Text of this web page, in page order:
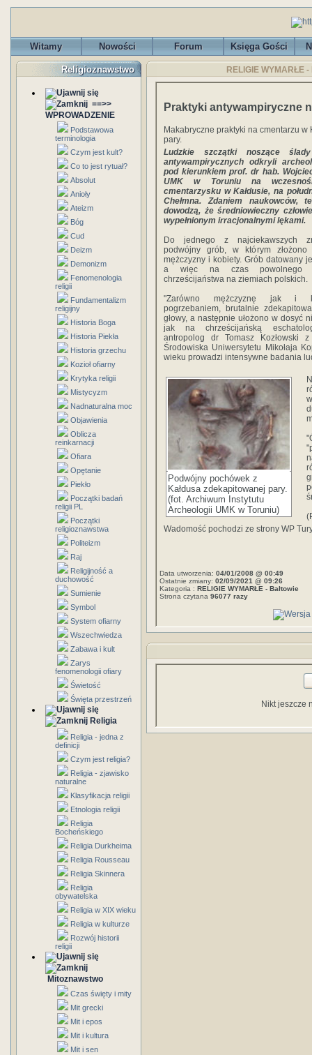
Witamy Nowości Forum Księga Gości
Religioznawstwo
==>>
WPROWADZENIE
Podstawowa
terminologia
Czym jest kult?
Co to jest rytuał?
Absolut
Anioły
Ateizm
Bóg
Cud
Deizm
Demonizm
Fenomenologia
religii
Fundamentalizm
religijny
Historia Boga
Historia Piekła
Historia grzechu
Kozioł ofiarny
Krytyka religii
Mistycyzm
Nadnaturalna moc
Objawienia
Oblicza
reinkarnacji
Ofiara
Opętanie
Piekło
Początki badań
religii PL
Początki
religioznawstwa
Politeizm
Raj
Religijność a
duchowość
Sumienie
Symbol
System ofiarny
Wszechwiedza
Zabawa i kult
Zarys
fenomenologii ofiary
Świetość
Święta przestrzeń
Religia
Religia - jedna z
definicji
Czym jest religia?
Religia - zjawisko
naturalne
Klasyfikacja religii
Etnologia religii
Religia
Bocheńskiego
Religia Durkheima
Religia Rousseau
Religia Skinnera
Religia
obywatelska
Religia w XIX wieku
Religia w kulturze
Rozwój historii
religii
Mitoznawstwo
Czas święty i mity
Mit grecki
Mit i epos
Mit i kultura
Mit i sen
RELIGIE WYMARŁE
Praktyki antywampiryczne
Makabryczne praktyki na cmentarzu
pary.
Ludzkie szczątki noszące
antywampirycznych odkryli
pod kierunkiem prof. dr hab.
UMK w Toruniu na
cmentarzysku w Kałdusie, na
Chełmna. Zdaniem naukowców,
dowodzą, że średniowieczny
wypełnionym irracjonalnymi lękami.
Do jednego z najciekawszych
podwójny grób, w którym złożono
mężczyzny i kobiety. Grób datowany
a więc na czas powolnego
chrześcijaństwa na ziemiach polskich.
"Zarówno mężczyznę jak i
pogrzebaniem, brutalnie
głowy, a następnie ułożono w dosyć
jak na chrześcijańską
antropolog dr Tomasz Kozłowski
Środowiska Uniwersytetu Mikołaja
wieku prowadzi intensywne badania
Podwójny pochówek z
Kałdusa zdekapitowanej pary.
(fot. Archiwum Instytutu
Archeologii UMK w Toruniu)
Wadomość pochodzi ze strony WP
Data utworzenia: 04/01/2008 @ 00:49
Ostatnie zmiany: 02/09/2021 @ 09:26
Kategoria : RELIGIE WYMARŁE - Bałtowie
Strona czytana 96077 razy
Nikt jeszcze